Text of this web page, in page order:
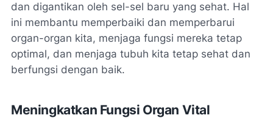
dan digantikan oleh sel-sel baru yang sehat. Hal
ini membantu memperbaiki dan memperbarui
organ-organ kita, menjaga fungsi mereka tetap
optimal, dan menjaga tubuh kita tetap sehat dan
berfungsi dengan baik.
Meningkatkan Fungsi Organ Vital